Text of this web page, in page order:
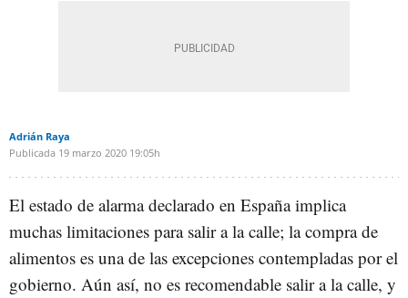
Adrián Raya
Publicada 19 marzo 2020 19:05h
El estado de alarma declarado en España implica
muchas limitaciones para salir a la calle; la compra de
alimentos es una de las excepciones contempladas por el
gobierno. Aún así, no es recomendable salir a la calle, y